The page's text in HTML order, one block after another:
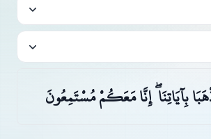
بِآيَاتِنَا ۖ إِنَّا مَعَكُمْ مُسْتَمِعُونَ